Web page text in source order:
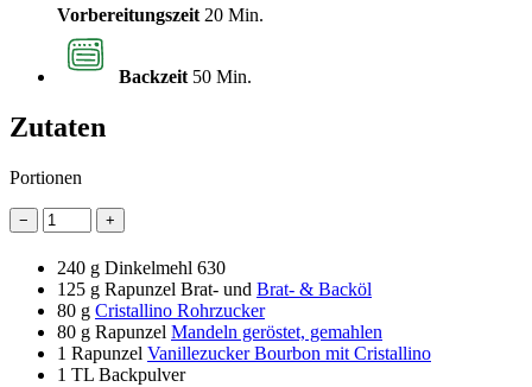
Vorbereitungszeit 20 Min.
Backzeit 50 Min.
Zutaten
Portionen
− +
240 g Dinkelmehl 630
125 g Rapunzel Brat- und Brat- & Backöl
80 g Cristallino Rohrzucker
80 g Rapunzel Mandeln geröstet, gemahlen
1 Rapunzel Vanillezucker Bourbon mit Cristallino
1 TL Backpulver